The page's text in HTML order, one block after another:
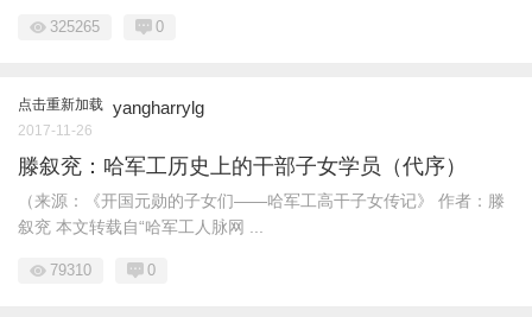
325265 0
点击重新加载 yangharrylg
2017-11-26
滕叙兖：哈军工历史上的干部子女学员（代序）
（来源：《开国元勋的子女们——哈军工高干子女传记》 作者：滕
叙兖 本文转载自“哈军工人脉网 ...
79310 0